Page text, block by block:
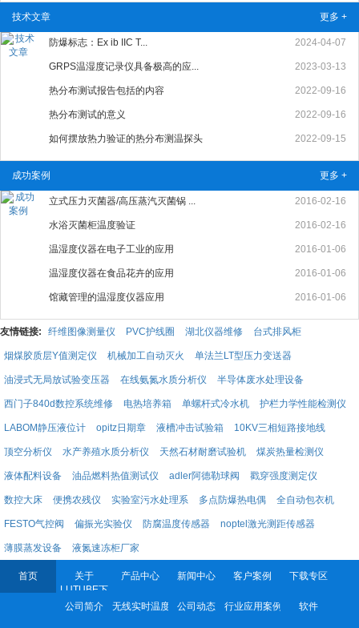
技术文章 更多 +
防爆标志：Ex ib IIC T... 2024-04-07
GRPS温湿度记录仪具备极高的应... 2023-03-13
热分布测试报告包括的内容 2022-09-16
热分布测试的意义 2022-09-16
如何摆放热力验证的热分布测温探头 2022-09-15
成功案例 更多 +
立式压力灭菌器/高压蒸汽灭菌锅 ... 2016-02-16
水浴灭菌柜温度验证 2016-02-16
温湿度仪器在电子工业的应用 2016-01-06
温湿度仪器在食品花卉的应用 2016-01-06
馆藏管理的温湿度仪器应用 2016-01-06
友情链接: 纤维图像测量仪 PVC护线圈 湖北仪器维修 台式排风柜
烟煤胶质层Y值测定仪 机械加工自动灭火 单法兰LT型压力变送器
油浸式无局放试验变压器 在线氨氮水质分析仪 半导体废水处理设备
西门子840d数控系统维修 电热培养箱 单螺杆式冷水机 护栏力学性能检测仪
LABOM静压液位计 opitz日期章 液槽冲击试验箱 10KV三相短路接地线
顶空分析仪 水产养殖水质分析仪 天然石材耐磨试验机 煤炭热量检测仪
液体配料设备 油品燃料热值测试仪 adler阿德勒球阀 戳穿强度测定仪
数控大床 便携农残仪 实验室污水处理系 多点防爆热电偶 全自动包衣机
FESTO气控阀 偏振光实验仪 防腐温度传感器 noptel激光测距传感器
薄膜蒸发设备 液氮速冻柜厂家
首页
关于
LUTUBE下
载地址
公司简介
产品中心
无线实时温度验证系统
新闻中心
公司动态
客户案例
行业应用案例
下载专区
软件
联系